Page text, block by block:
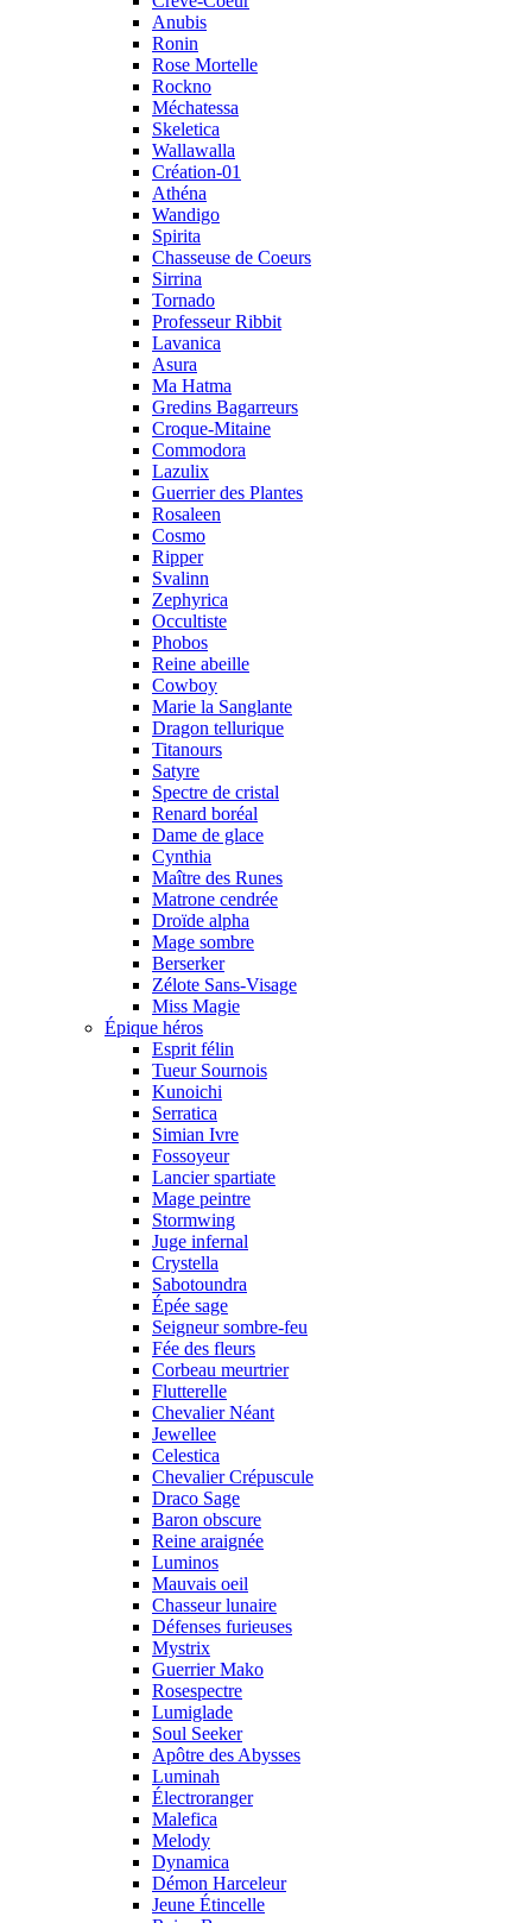
Anubis
Ronin
Rose Mortelle
Rockno
Méchatessa
Skeletica
Wallawalla
Création-01
Athéna
Wandigo
Spirita
Chasseuse de Coeurs
Sirrina
Tornado
Professeur Ribbit
Lavanica
Asura
Ma Hatma
Gredins Bagarreurs
Croque-Mitaine
Commodora
Lazulix
Guerrier des Plantes
Rosaleen
Cosmo
Ripper
Svalinn
Zephyrica
Occultiste
Phobos
Reine abeille
Cowboy
Marie la Sanglante
Dragon tellurique
Titanours
Satyre
Spectre de cristal
Renard boréal
Dame de glace
Cynthia
Maître des Runes
Matrone cendrée
Droïde alpha
Mage sombre
Berserker
Zélote Sans-Visage
Miss Magie
Épique héros
Esprit félin
Tueur Sournois
Kunoichi
Serratica
Simian Ivre
Fossoyeur
Lancier spartiate
Mage peintre
Stormwing
Juge infernal
Crystella
Sabotoundra
Épée sage
Seigneur sombre-feu
Fée des fleurs
Corbeau meurtrier
Flutterelle
Chevalier Néant
Jewellee
Celestica
Chevalier Crépuscule
Draco Sage
Baron obscure
Reine araignée
Luminos
Mauvais oeil
Chasseur lunaire
Défenses furieuses
Mystrix
Guerrier Mako
Rosespectre
Lumiglade
Soul Seeker
Apôtre des Abysses
Luminah
Électroranger
Malefica
Melody
Dynamica
Démon Harceleur
Jeune Étincelle